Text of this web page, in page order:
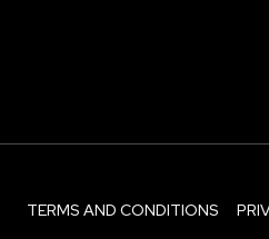
TERMS AND CONDITIONS